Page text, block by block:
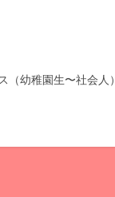
幼稚園生〜社会人）